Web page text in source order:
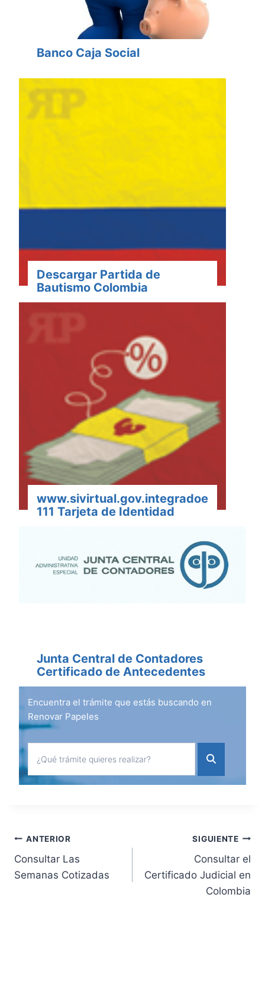
Banco Caja Social
Descargar Partida de
Bautismo Colombia
www.sivirtual.gov.integradoe
111 Tarjeta de Identidad
Junta Central de Contadores
Certificado de Antecedentes
Encuentra el trámite que estás buscando en
Renovar Papeles
Navegación
de
ANTERIOR
Consultar Las
Semanas Cotizadas
SIGUIENTE
Consultar el
Certificado Judicial en
Colombia